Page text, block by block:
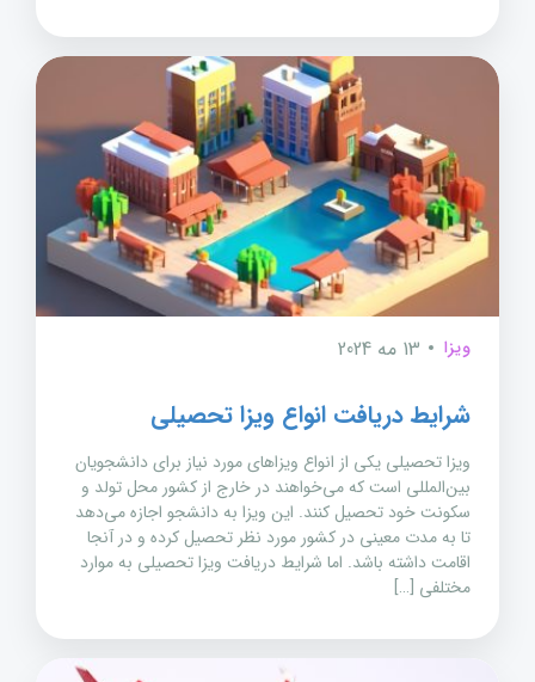
ویزا 13 مه 2024
شرایط دریافت انواع ویزا تحصیلی
ویزا تحصیلی یکی از انواع ویزاهای مورد نیاز برای دانشجویان
بین‌المللی است که می‌خواهند در خارج از کشور محل تولد و
سکونت خود تحصیل کنند. این ویزا به دانشجو اجازه می‌دهد
تا به مدت معینی در کشور مورد نظر تحصیل کرده و در آنجا
اقامت داشته باشد. اما شرایط دریافت ویزا تحصیلی به موارد
مختلفی […]